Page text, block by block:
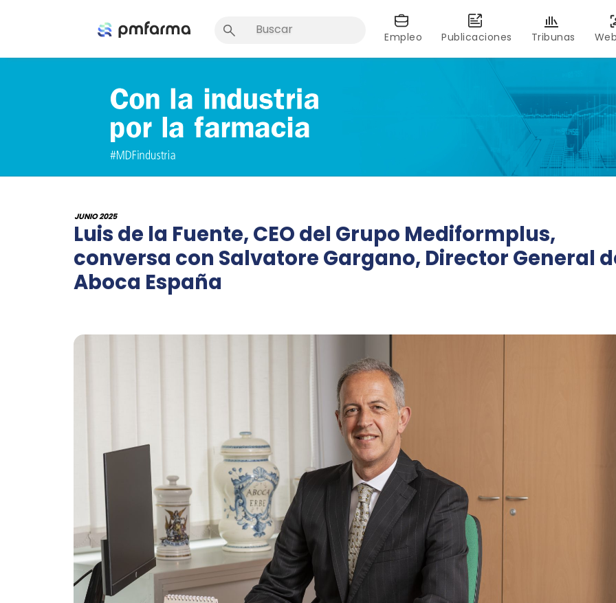
Empleo Publicaciones Tribunas
JUNIO 2025
Luis de la Fuente, CEO del Grupo Mediformplus,
conversa con Salvatore Gargano, Director General
Aboca España